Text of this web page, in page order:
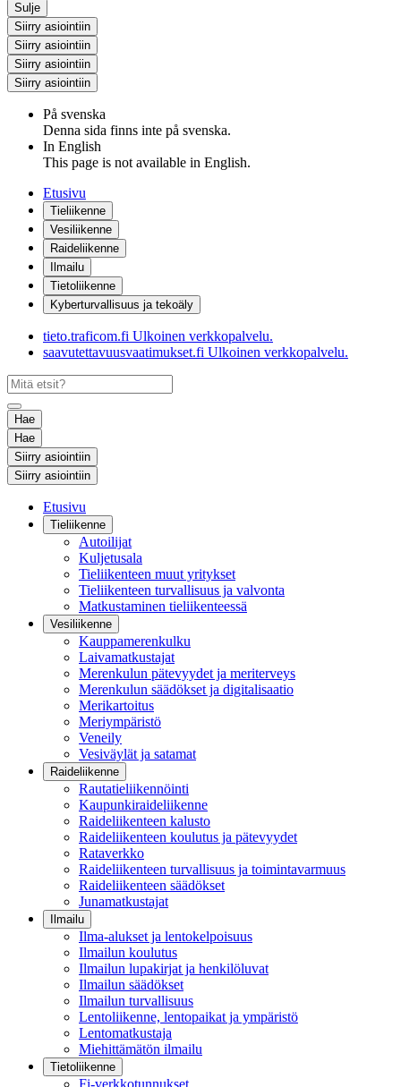
Sulje
Siirry asiointiin
Siirry asiointiin
Siirry asiointiin
Siirry asiointiin
På svenska
Denna sida finns inte på svenska.
In English
This page is not available in English.
Etusivu
Tieliikenne
Vesiliikenne
Raideliikenne
Ilmailu
Tietoliikenne
Kyberturvallisuus ja tekoäly
tieto.traficom.fi Ulkoinen verkkopalvelu.
saavutettavuusvaatimukset.fi Ulkoinen verkkopalvelu.
Hae
Hae
Siirry asiointiin
Siirry asiointiin
Etusivu
Tieliikenne
Autoilijat
Kuljetusala
Tieliikenteen muut yritykset
Tieliikenteen turvallisuus ja valvonta
Matkustaminen tieliikenteessä
Vesiliikenne
Kauppamerenkulku
Laivamatkustajat
Merenkulun pätevyydet ja meriterveys
Merenkulun säädökset ja digitalisaatio
Merikartoitus
Meriympäristö
Veneily
Vesiväylät ja satamat
Raideliikenne
Rautatieliikennöinti
Kaupunkiraideliikenne
Raideliikenteen kalusto
Raideliikenteen koulutus ja pätevyydet
Rataverkko
Raideliikenteen turvallisuus ja toimintavarmuus
Raideliikenteen säädökset
Junamatkustajat
Ilmailu
Ilma-alukset ja lentokelpoisuus
Ilmailun koulutus
Ilmailun lupakirjat ja henkilöluvat
Ilmailun säädökset
Ilmailun turvallisuus
Lentoliikenne, lentopaikat ja ympäristö
Lentomatkustaja
Miehittämätön ilmailu
Tietoliikenne
Fi-verkkotunnukset